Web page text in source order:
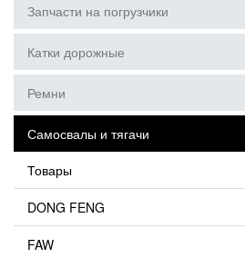
Запчасти на погрузчики
Катки дорожные
Ремни
Самосвалы и тягачи
Товары
DONG FENG
FAW